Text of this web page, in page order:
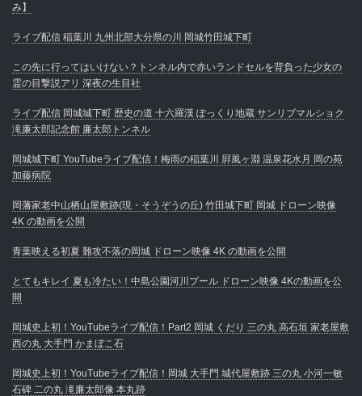
み】
ライブ配信 稲葉川 九州北部大分県の川 岡城竹田城下町
この先に行ってはいけない？トンネル内で赤いランドセルを背負った少女の
霊の目撃説アリ 深夜の生目社
ライブ配信 岡城城下町 歴史の道 十六羅漢 ぽっくり地蔵 サンリブマルショク
滝廉太郎記念館 廉太郎トンネル
岡城城下町 YouTubeライブ配信！梅雨の稲葉川 屛風ヶ淵 温泉花水月 岡の苑
加藤病院
岡藩家老中山栖山屋敷跡(現・そうぞうの丘) 竹田城下町 岡城 ドローン映像
4K の動画を公開
青葉映える初夏 難攻不落の岡城 ドローン映像 4K の動画を公開
とてもキレイ 夏も冷たい！中島公園河川プール ドローン映像 4Kの動画を公
開
岡城史上初！YouTubeライブ配信！Part2 岡城 くだり 三の丸 高石垣 家老屋敷
西の丸 大手門 かまぼこ石
岡城史上初！YouTubeライブ配信！岡城 大手門 城代屋敷跡 三の丸 小河一敏
石碑 二の丸 滝廉太郎像 本丸跡